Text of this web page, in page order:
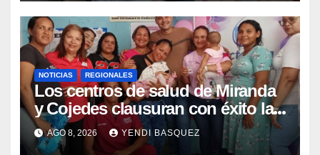
NOTICIAS REGIONALES
Los centros de salud de Miranda
y Cojedes clausuran con éxito la
Semana Mundial de la Lactancia
Materna
AGO 8, 2026 YENDI BASQUEZ